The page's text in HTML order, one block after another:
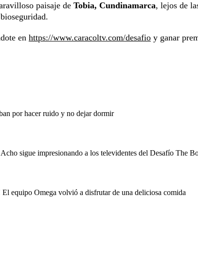
paisaje de Tobia, Cundinamarca, lejos de
en https://www.caracoltv.com/desafio y ganar
por hacer ruido y no dejar dormir
sigue impresionando a los televidentes del Desafío The
equipo Omega volvió a disfrutar de una deliciosa comida